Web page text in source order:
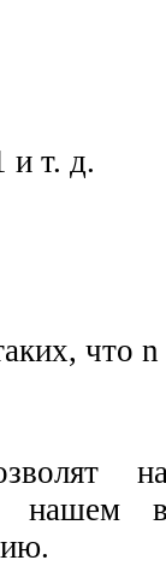
и т. д.
что
нашем